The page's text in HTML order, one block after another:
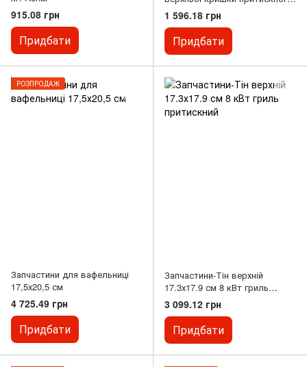
915.08 грн
Придбати
гриля.
1 596.18 грн
Придбати
РОЗПРОДАЖ
Запчастини для вафельниці
17,5х20,5 см
4 725.49 грн
Придбати
Запчастини-Тін верхній
17.3х17.9 см 8 кВт гриль
притискний
3 099.12 грн
Придбати